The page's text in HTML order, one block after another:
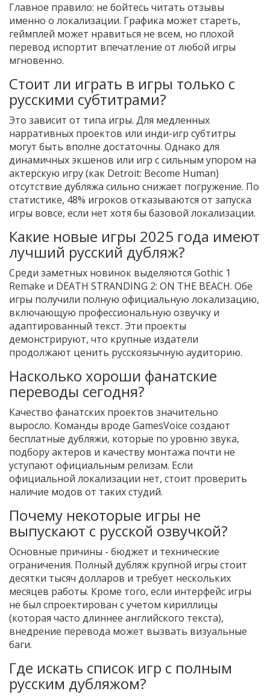
Главное правило: не бойтесь читать отзывы
именно о локализации. Графика может стареть,
геймплей может нравиться не всем, но плохой
перевод испортит впечатление от любой игры
мгновенно.
Стоит ли играть в игры только с
русскими субтитрами?
Это зависит от типа игры. Для медленных
нарративных проектов или инди-игр субтитры
могут быть вполне достаточны. Однако для
динамичных экшенов или игр с сильным упором на
актерскую игру (как Detroit: Become Human)
отсутствие дубляжа сильно снижает погружение. По
статистике, 48% игроков отказываются от запуска
игры вовсе, если нет хотя бы базовой локализации.
Какие новые игры 2025 года имеют
лучший русский дубляж?
Среди заметных новинок выделяются Gothic 1
Remake и DEATH STRANDING 2: ON THE BEACH. Обе
игры получили полную официальную локализацию,
включающую профессиональную озвучку и
адаптированный текст. Эти проекты
демонстрируют, что крупные издатели
продолжают ценить русскоязычную аудиторию.
Насколько хороши фанатские
переводы сегодня?
Качество фанатских проектов значительно
выросло. Команды вроде GamesVoice создают
бесплатные дубляжи, которые по уровню звука,
подбору актеров и качеству монтажа почти не
уступают официальным релизам. Если
официальной локализации нет, стоит проверить
наличие модов от таких студий.
Почему некоторые игры не
выпускают с русской озвучкой?
Основные причины - бюджет и технические
ограничения. Полный дубляж крупной игры стоит
десятки тысяч долларов и требует нескольких
месяцев работы. Кроме того, если интерфейс игры
не был спроектирован с учетом кириллицы
(которая часто длиннее английского текста),
внедрение перевода может вызвать визуальные
баги.
Где искать список игр с полным
русским дубляжом?